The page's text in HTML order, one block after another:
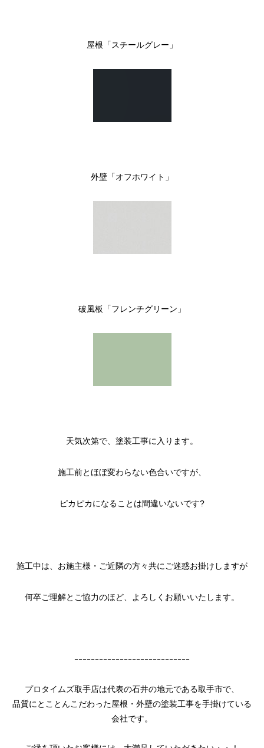
屋根「スチールグレー」
外壁「オフホワイト」
破風板「フレンチグリーン」
天気次第で、塗装工事に入ります。
施工前とほぼ変わらない色合いですが、
ピカピカになることは間違いないです?
施工中は、お施主様・ご近隣の方々共にご迷惑お掛けしますが
何卒ご理解とご協力のほど、よろしくお願いいたします。
ｰｰｰｰｰｰｰｰｰｰｰｰｰｰｰｰｰｰｰｰｰｰｰｰｰｰｰｰ
プロタイムズ取手店は代表の石井の地元である取手市で、
品質にとことんこだわった屋根・外壁の塗装工事を手掛けている
会社です。